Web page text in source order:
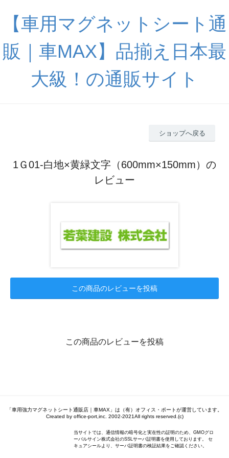
【車用マグネットシート通
販｜車MAX】品揃え日本最
大級！の通販サイト
ショップへ戻る
1Ｇ01-白地×黄緑文字（600mm×150mm）の
レビュー
この商品のレビューを投稿
この商品のレビューを投稿
「車用強力マグネットシート通販店｜車MAX」は（有）オフィス・ポートが運営しています。
Created by office-port,inc. 2002-2021All rights reserved.(c)
当サイトでは、通信情報の暗号化と実在性の証明のため、GMOグロ
ーバルサイン株式会社のSSLサーバ証明書を使用しております。 セ
キュアシールより、サーバ証明書の検証結果をご確認ください。